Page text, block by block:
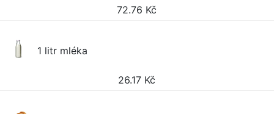
72.76 Kč
1 litr mléka
26.17 Kč